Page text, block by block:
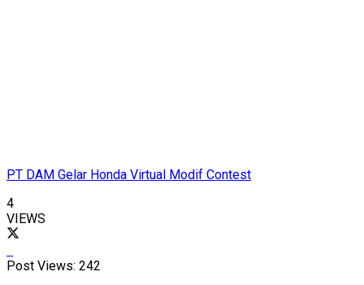
PT DAM Gelar Honda Virtual Modif Contest
4
VIEWS
Post Views: 242